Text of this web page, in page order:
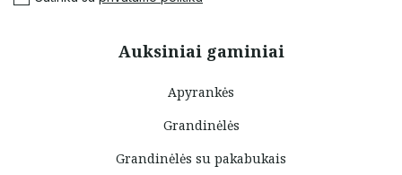
Auksiniai gaminiai
Apyrankės
Grandinėlės
Grandinėlės su pakabukais